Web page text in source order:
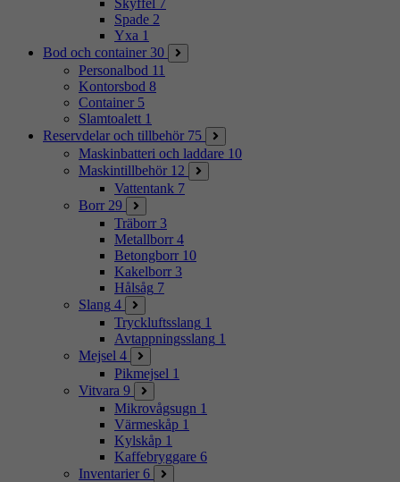
Skyffel 7
Spade 2
Yxa 1
Bod och container 30
Personalbod 11
Kontorsbod 8
Container 5
Slamtoalett 1
Reservdelar och tillbehör 75
Maskinbatteri och laddare 10
Maskintillbehör 12
Vattentank 7
Borr 29
Träborr 3
Metallborr 4
Betongborr 10
Kakelborr 3
Hålsåg 7
Slang 4
Tryckluftsslang 1
Avtappningsslang 1
Mejsel 4
Pikmejsel 1
Vitvara 9
Mikrovågsugn 1
Värmeskåp 1
Kylskåp 1
Kaffebryggare 6
Inventarier 6